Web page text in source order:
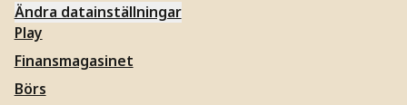
Ändra datainställningar
Play
Finansmagasinet
Börs